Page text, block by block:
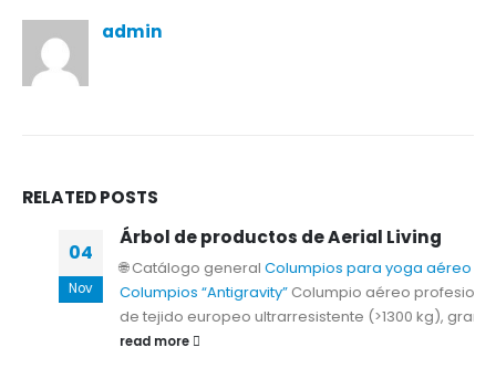
admin
RELATEDPOSTS
Árbol de productos de Aerial Living
🌐 Catálogo generalColumpios para yoga aéreo
Columpios “Antigravity”Columpio aéreo profesional
de tejido europeo ultrarresistente (>1300 kg), gran...
read more